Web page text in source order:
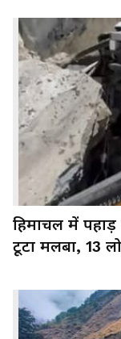
हिमाचल में
टूटा मलबा, 13